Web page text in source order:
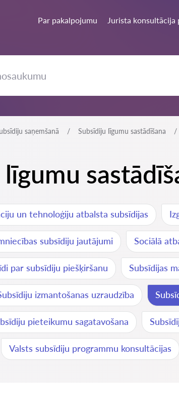
Par pakalpojumu Jurista konsultācija
saņemšanā Subsīdiju līgumu sastādīšana
un tehnoloģiju atbalsta subsīdijas
subsīdiju jautājumi Sociālā
par subsīdiju piešķiršanu Subsīdijas
izmantošanas uzraudzība
pieteikumu sagatavošana
Valsts subsīdiju programmu konsultācijas